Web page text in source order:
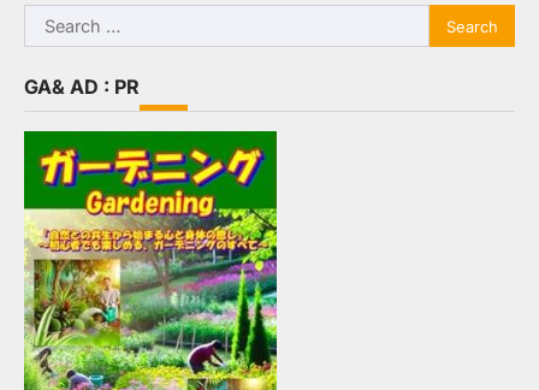
Search
for:
GA& AD : PR